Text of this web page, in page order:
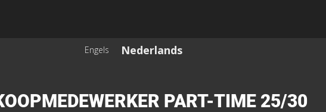
Engels Nederlands
PART-TIME 25/30